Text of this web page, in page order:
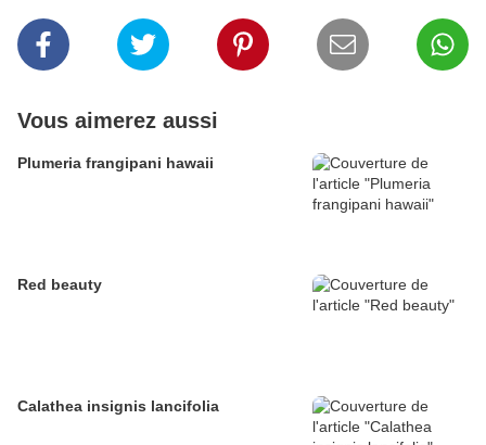
Vous aimerez aussi
Plumeria frangipani hawaii
Red beauty
Calathea insignis lancifolia